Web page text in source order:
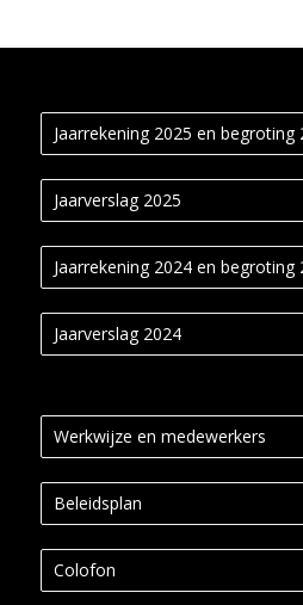
Jaarrekening 2025 en begroting
Jaarverslag 2025
Jaarrekening 2024 en begroting
Jaarverslag 2024
Werkwijze en medewerkers
Beleidsplan
Colofon